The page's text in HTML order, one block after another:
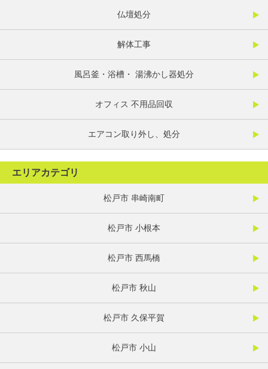
仏壇処分
解体工事
風呂釜・浴槽・ 湯沸かし器処分
オフィス 不用品回収
エアコン取り外し、処分
エリアカテゴリ
松戸市 串崎南町
松戸市 小根本
松戸市 西馬橋
松戸市 秋山
松戸市 久保平賀
松戸市 小山